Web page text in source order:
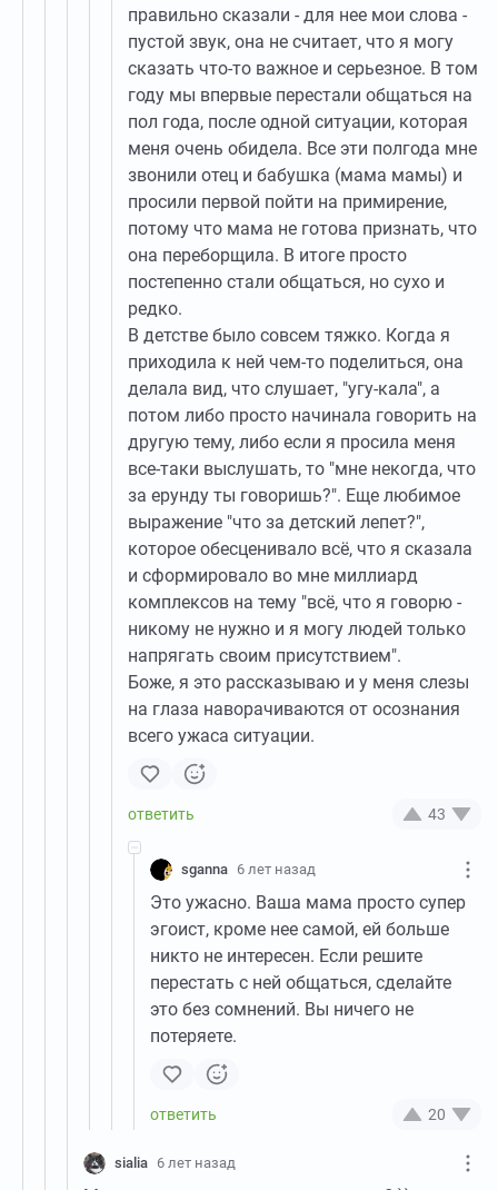
правильно сказали - для нее мои слова -
пустой звук, она не считает, что я могу
сказать что-то важное и серьезное. В том
году мы впервые перестали общаться на
пол года, после одной ситуации, которая
меня очень обидела. Все эти полгода мне
звонили отец и бабушка (мама мамы) и
просили первой пойти на примирение,
потому что мама не готова признать, что
она переборщила. В итоге просто
постепенно стали общаться, но сухо и
редко.
В детстве было совсем тяжко. Когда я
приходила к ней чем-то поделиться, она
делала вид, что слушает, "угу-кала", а
потом либо просто начинала говорить на
другую тему, либо если я просила меня
все-таки выслушать, то "мне некогда, что
за ерунду ты говоришь?". Еще любимое
выражение "что за детский лепет?",
которое обесценивало всё, что я сказала
и сформировало во мне миллиард
комплексов на тему "всё, что я говорю -
никому не нужно и я могу людей только
напрягать своим присутствием".
Боже, я это рассказываю и у меня слезы
на глаза наворачиваются от осознания
всего ужаса ситуации.
43
sganna 6 лет назад
Это ужасно. Ваша мама просто супер
эгоист, кроме нее самой, ей больше
никто не интересен. Если решите
перестать с ней общаться, сделайте
это без сомнений. Вы ничего не
потеряете.
20
sialia 6 лет назад